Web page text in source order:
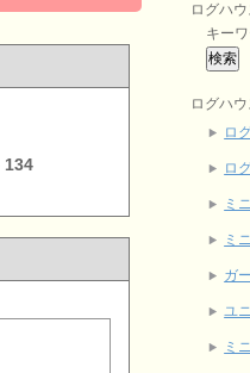
134
ログハ
キーワ
ログハ
ロ
ロ
ミ
ミ
ガ
ユ
ミ